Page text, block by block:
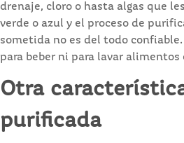
drenaje, cloro o hasta algas que
verde o azul y el proceso de
sometida no es del todo
para beber ni para lavar alimentos
Otra
purificada